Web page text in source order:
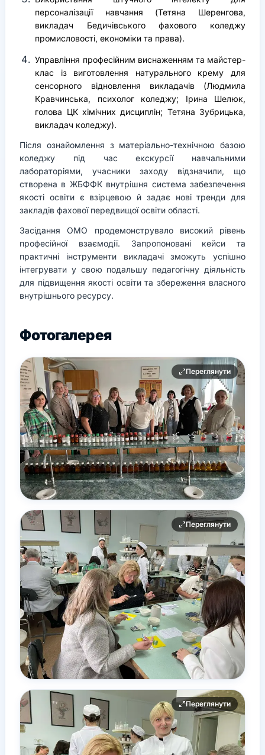
персоналізації навчання (Тетяна Шеренгова,
викладач Бедичівського фахового коледжу
промисловості, економіки та права).
Управління професійним виснаженням та майстер-
клас із виготовлення натурального крему для
сенсорного відновлення викладачів (Людмила
Кравчинська, психолог коледжу; Ірина Шелюк,
голова ЦК хімічних дисциплін; Тетяна Зубрицька,
викладач коледжу).
Після ознайомлення з матеріально-технічною базою
коледжу під час екскурсії навчальними
лабораторіями, учасники заходу відзначили, що
створена в ЖБФФК внутрішня система забезпечення
якості освіти є взірцевою й задає нові тренди для
закладів фахової передвищої освіти області.
Засідання ОМО продемонструвало високий рівень
професійної взаємодії. Запропоновані кейси та
практичні інструменти викладачі зможуть успішно
інтегрувати у свою подальшу педагогічну діяльність
для підвищення якості освіти та збереження власного
внутрішнього ресурсу.
Фотогалерея
Переглянути
Переглянути
Переглянути